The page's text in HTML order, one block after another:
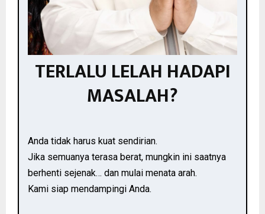
TERLALU LELAH HADAPI
MASALAH?
Anda tidak harus kuat sendirian.
Jika semuanya terasa berat, mungkin ini saatnya
berhenti sejenak… dan mulai menata arah.
Kami siap mendampingi Anda.